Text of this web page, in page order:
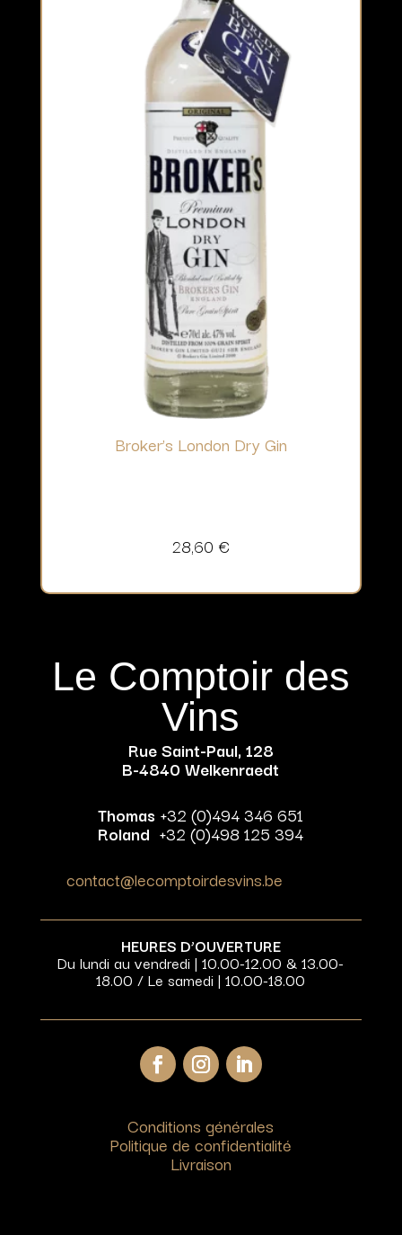
Broker’s London Dry Gin
28,60 €
Le Comptoir des
Vins
Rue Saint-Paul, 128
B-4840 Welkenraedt
Thomas +32 (0)494 346 651
Roland +32 (0)498 125 394
contact@lecomptoirdesvins.be
HEURES D’OUVERTURE
Du lundi au vendredi | 10.00-12.00 & 13.00-
18.00 / Le samedi | 10.00-18.00
Conditions générales
Politique de confidentialité
Livraison